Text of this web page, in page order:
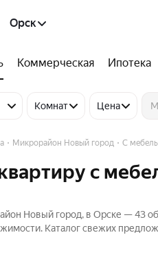
Орск
Коммерческая Ипотека
Комнат Цена
Микрорайон Новый город С
с
Новый город, в Орске — 43
Каталог свежих